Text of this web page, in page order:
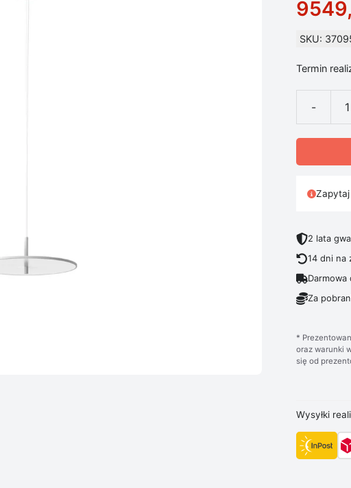
SKU:
Termin
-
ilość
2 lata
14 dni
Darmowa
Za
*
oraz warunki
się od
Wysyłki